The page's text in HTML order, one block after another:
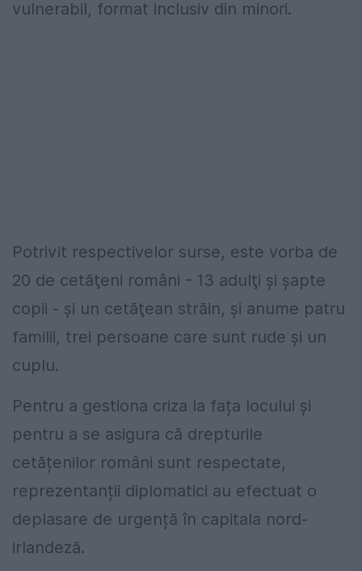
vulnerabil, format inclusiv din minori.
Potrivit respectivelor surse, este vorba de
20 de cetăţeni români - 13 adulţi şi şapte
copii - şi un cetăţean străin, şi anume patru
familii, trei persoane care sunt rude şi un
cuplu.
Pentru a gestiona criza la fața locului și
pentru a se asigura că drepturile
cetățenilor români sunt respectate,
reprezentanții diplomatici au efectuat o
deplasare de urgență în capitala nord-
irlandeză.